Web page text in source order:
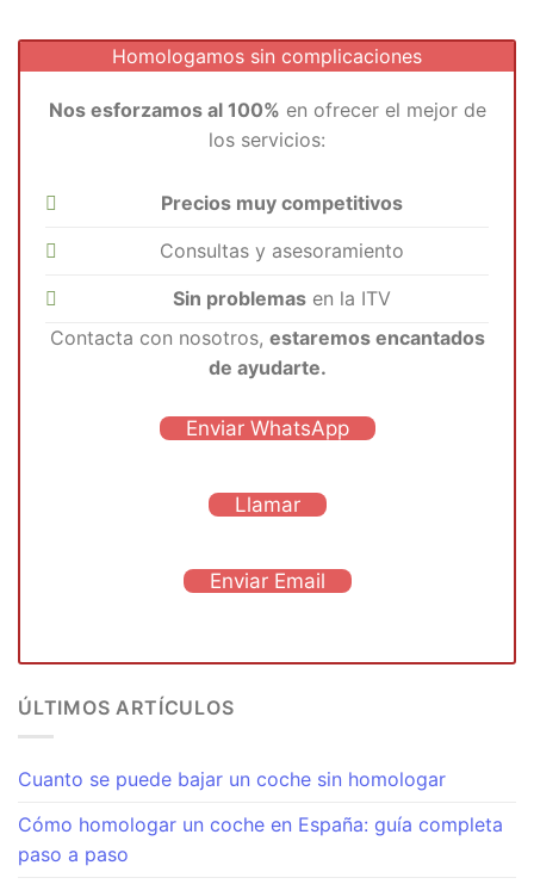
Homologamos sin complicaciones
Nos esforzamos al 100% en ofrecer el mejor de
los servicios:
Precios muy competitivos
Consultas y asesoramiento
Sin problemas en la ITV
Contacta con nosotros, estaremos encantados
de ayudarte.
Enviar WhatsApp
Llamar
Enviar Email
ÚLTIMOS ARTÍCULOS
Cuanto se puede bajar un coche sin homologar
Cómo homologar un coche en España: guía completa
paso a paso